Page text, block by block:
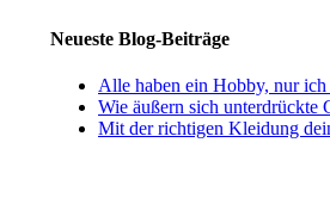
Neueste Blog-Beiträge
Alle haben ein Hobby, nur
Wie äußern sich unterdrückte
Mit der richtigen Kleidung